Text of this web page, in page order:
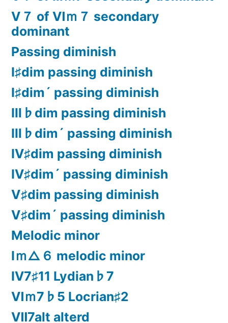
Ⅴ７ of Ⅵｍ７ secondary
dominant
Passing diminish
Ⅰ♯dim passing diminish
Ⅰ♯dim´ passing diminish
Ⅲ♭dim passing diminish
Ⅲ♭dim´ passing diminish
Ⅳ♯dim passing diminish
Ⅳ♯dim´ passing diminish
Ⅴ♯dim passing diminish
Ⅴ♯dim´ passing diminish
Melodic minor
Ⅰｍ△６ melodic minor
Ⅳ7♯11 Lydian♭7
Ⅵｍ7♭5 Locrian♯2
Ⅶ7alt alterd